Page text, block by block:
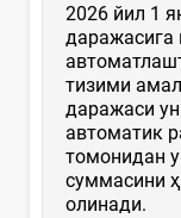
2026 йил 1
даражасига
тизими
даражаси
автоматик
томонидан
суммасини
олинади.